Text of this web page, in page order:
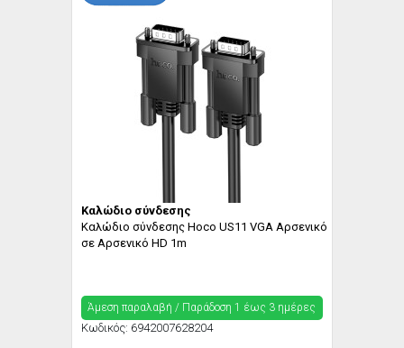
Καλώδιο σύνδεσης
Καλώδιο σύνδεσης Hoco US11 VGA Αρσενικό
σε Αρσενικό HD 1m
Άμεση παραλαβή / Παράδoση 1 έως 3 ημέρες
Κωδικός: 6942007628204